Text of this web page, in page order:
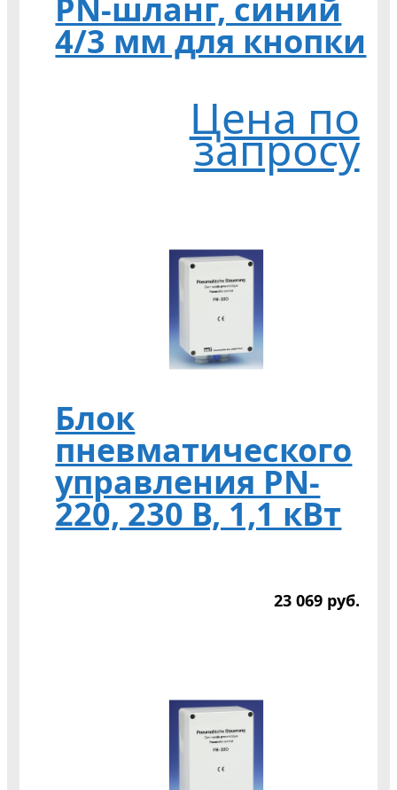
PN-шланг, синий
4/3 мм для кнопки
Цена по
запросу
Блок
пневматического
управления PN-
220, 230 В, 1,1 кВт
23 069 руб.